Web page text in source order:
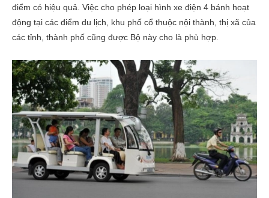
điểm có hiệu quả. Việc cho phép loại hình xe điện 4 bánh hoạt
động tại các điểm du lịch, khu phố cổ thuộc nội thành, thị xã của
các tỉnh, thành phố cũng được Bộ này cho là phù hợp.